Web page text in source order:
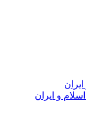
و ایران